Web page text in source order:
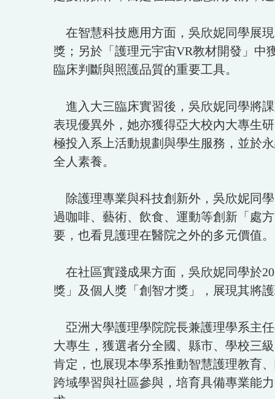
在智慧科技應用方面，吳欣妮同學展
獎；另於「護理元宇宙VR教材開發」中
臨床判斷與照護品質的重要工具。
進入大三臨床實習後，吳欣妮同學將
表現優異外，她亦獲得亞大校內大專生
極投入系上活動規劃與學生服務，並於
全人素養。
除護理專業與科技創新外，吳欣妮同
過咖啡、藝術、飲食、運動等創新「處
要，也看見護理在醫院之外的多元價值
在社區實踐成果方面，吳欣妮同學於
獎」及個人獎「創智才獎」，展現其將
亞洲大學護理學院院長兼護理學系主
大專生，獲選者分全國、縣市、學校三
肯定，也展現本學系推動智慧護理教育
跨域學習與社區參與，培育具備專業能